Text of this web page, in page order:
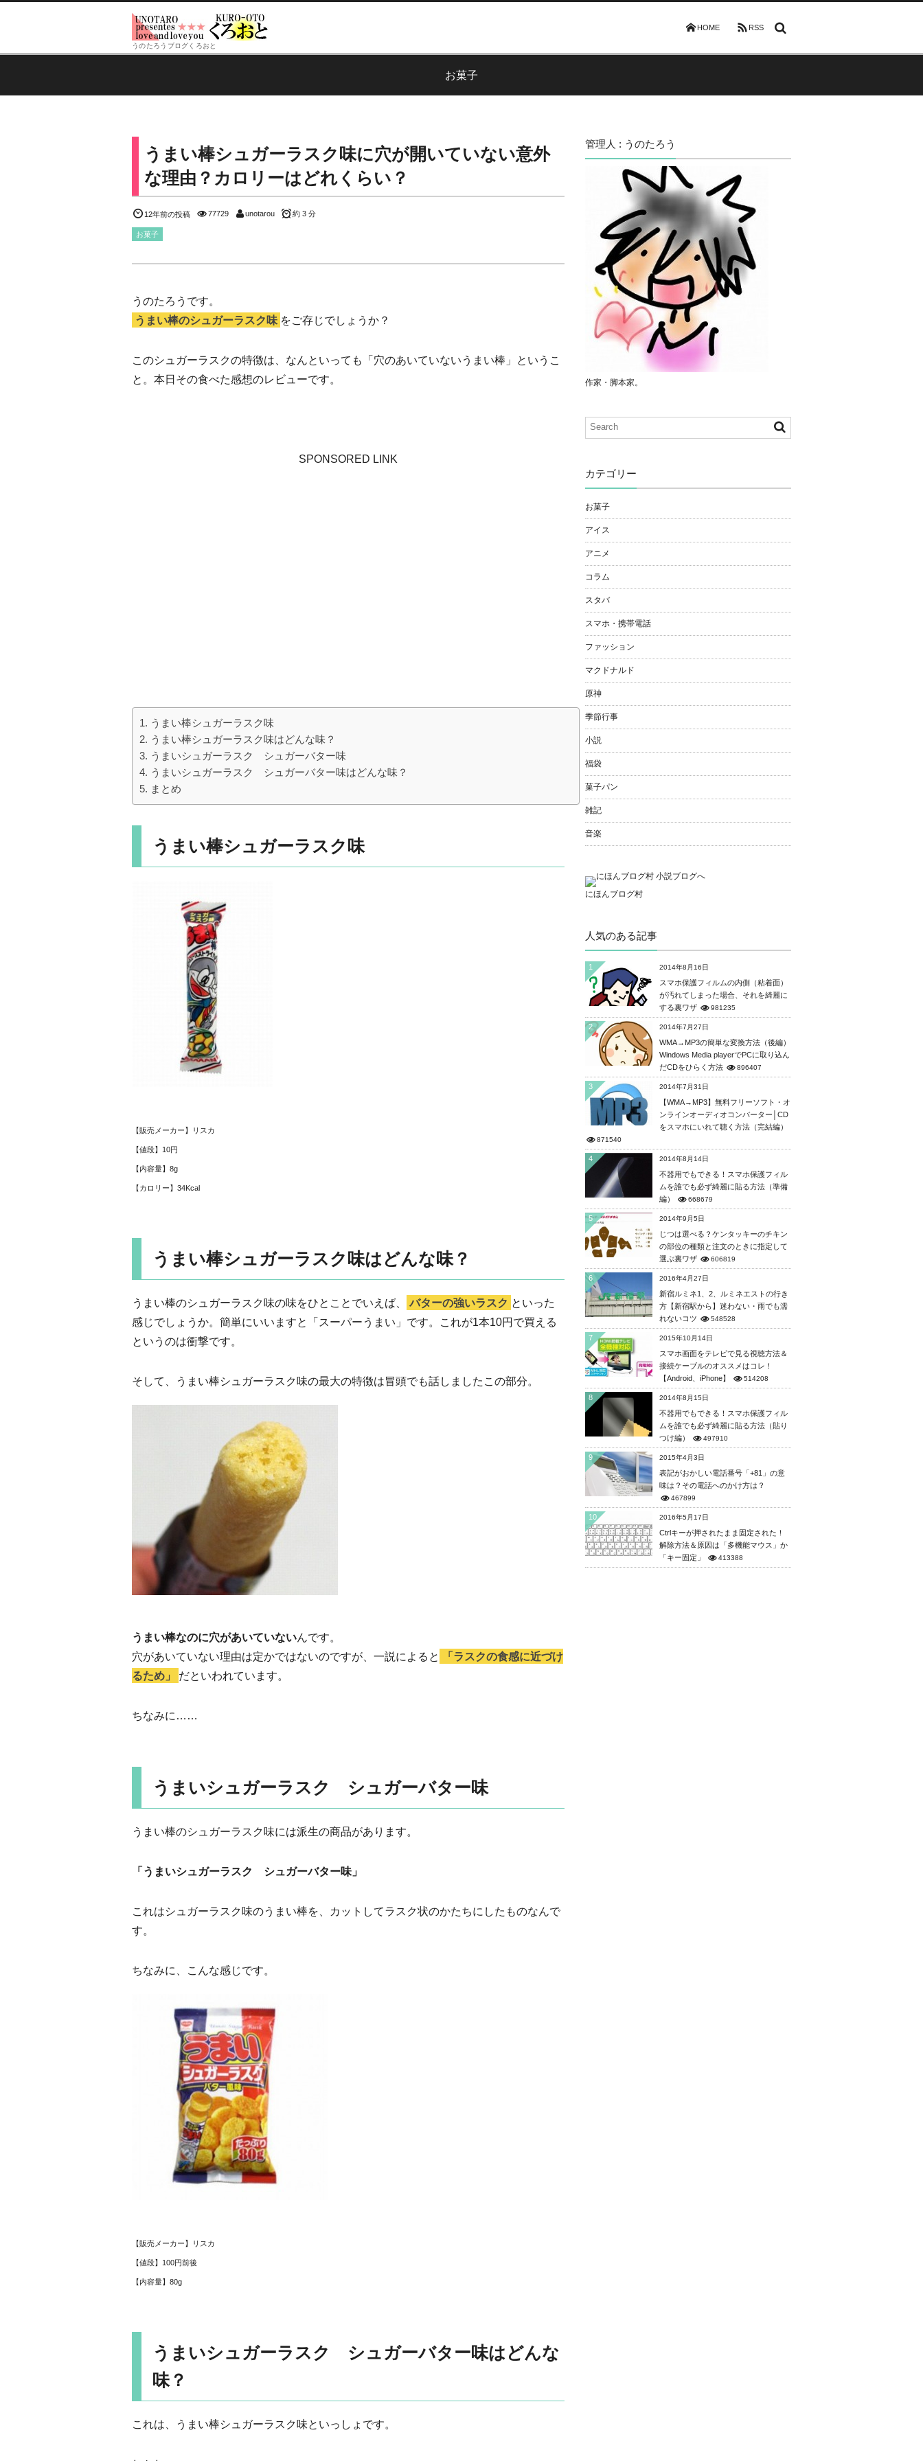
うのたろうブログくろおと
HOME RSS
お菓子
うまい棒シュガーラスク味に穴が開いていない意外
な理由？カロリーはどれくらい？
12年前の投稿 77729 unotarou 約 3 分
お菓子
うのたろうです。
うまい棒のシュガーラスク味 をご存じでしょうか？
このシュガーラスクの特徴は、なんといっても「穴のあいていないうまい棒」というこ
と。本日その食べた感想のレビューです。
SPONSORED LINK
うまい棒シュガーラスク味
うまい棒シュガーラスク味はどんな味？
うまいシュガーラスク シュガーバター味
うまいシュガーラスク シュガーバター味はどんな味？
まとめ
うまい棒シュガーラスク味
【販売メーカー】リスカ
【値段】10円
【内容量】8g
【カロリー】34Kcal
うまい棒シュガーラスク味はどんな味？
うまい棒のシュガーラスク味の味をひとことでいえば、 バターの強いラスク といった
感じでしょうか。簡単にいいますと「スーパーうまい」です。これが1本10円で買える
というのは衝撃です。
そして、うまい棒シュガーラスク味の最大の特徴は冒頭でも話しましたこの部分。
うまい棒なのに穴があいていないんです。
穴があいていない理由は定かではないのですが、一説によると
「ラスクの食感に近づけ
るため」
だといわれています。
ちなみに……
うまいシュガーラスク シュガーバター味
うまい棒のシュガーラスク味には派生の商品があります。
「うまいシュガーラスク シュガーバター味」
これはシュガーラスク味のうまい棒を、カットしてラスク状のかたちにしたものなんで
す。
ちなみに、こんな感じです。
【販売メーカー】リスカ
【値段】100円前後
【内容量】80g
うまいシュガーラスク シュガーバター味はどんな
味？
これは、うまい棒シュガーラスク味といっしょです。
管理人 : うのたろう
作家・脚本家。
カテゴリー
お菓子
アイス
アニメ
コラム
スタバ
スマホ・携帯電話
ファッション
マクドナルド
原神
季節行事
小説
福袋
菓子パン
雑記
音楽
にほんブログ村
人気のある記事
1 2014年8月16日
スマホ保護フィルムの内側（粘着面）
が汚れてしまった場合、それを綺麗に
する裏ワザ
981235
2 2014年7月27日
WMA→MP3の簡単な変換方法（後編）
Windows Media playerでPCに取り込ん
だCDをひらく方法
896407
3 2014年7月31日
【WMA→MP3】無料フリーソフト・オ
ンラインオーディオコンバーター│CD
をスマホにいれて聴く方法（完結編）
871540
4 2014年8月14日
不器用でもできる！スマホ保護フィル
ムを誰でも必ず綺麗に貼る方法（準備
編）
668679
5 2014年9月5日
じつは選べる？ケンタッキーのチキン
の部位の種類と注文のときに指定して
選ぶ裏ワザ
606819
6 2016年4月27日
新宿ルミネ1、2、ルミネエストの行き
方【新宿駅から】迷わない・雨でも濡
れないコツ
548528
7 2015年10月14日
スマホ画面をテレビで見る視聴方法＆
接続ケーブルのオススメはコレ！
【Android、iPhone】
514208
8 2014年8月15日
不器用でもできる！スマホ保護フィル
ムを誰でも必ず綺麗に貼る方法（貼り
つけ編）
497910
9 2015年4月3日
表記がおかしい電話番号「+81」の意
味は？その電話へのかけ方は？
467899
10 2016年5月17日
Ctrlキーが押されたまま固定された！
解除方法＆原因は「多機能マウス」か
「キー固定」
413388